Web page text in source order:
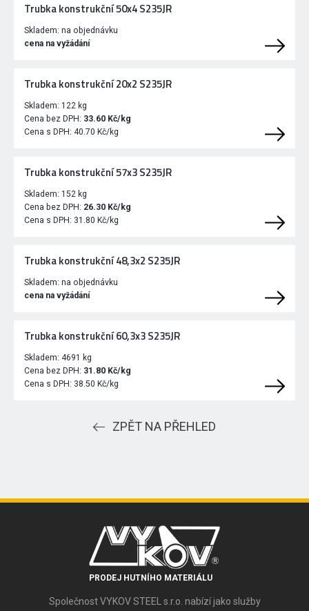
Trubka konstrukční 50x4 S235JR
Skladem: na objednávku
cena na vyžádání
Trubka konstrukční 20x2 S235JR
Skladem: 122 kg
Cena bez DPH: 33.60 Kč/kg
Cena s DPH: 40.70 Kč/kg
Trubka konstrukční 57x3 S235JR
Skladem: 152 kg
Cena bez DPH: 26.30 Kč/kg
Cena s DPH: 31.80 Kč/kg
Trubka konstrukční 48,3x2 S235JR
Skladem: na objednávku
cena na vyžádání
Trubka konstrukční 60,3x3 S235JR
Skladem: 4691 kg
Cena bez DPH: 31.80 Kč/kg
Cena s DPH: 38.50 Kč/kg
ZPĚT NA PŘEHLED
PRODEJ HUTNÍHO MATERIÁLU
Společnost VYKOV STEEL s.r.o. nabízí jako služby